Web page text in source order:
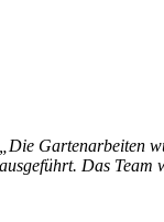
„Die Gartenarbeiten
ausgeführt. Das Team